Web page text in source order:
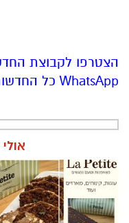
הצטרפו לקבוצת
WhatsApp כל החדשות לחצו כאן